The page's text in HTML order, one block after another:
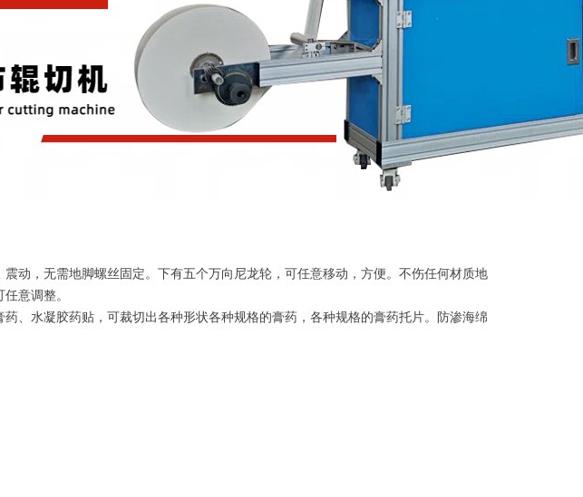
动，无需地脚螺丝固定。下有五个万向尼龙轮，可任意移动，方便。不伤任何材质地
意调整。
、水凝胶药贴，可裁切出各种形状各种规格的膏药，各种规格的膏药托片。防渗海绵